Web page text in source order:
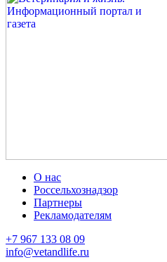
О нас
Россельхознадзор
Партнеры
Рекламодателям
+7 967 133 08 09
info@vetandlife.ru